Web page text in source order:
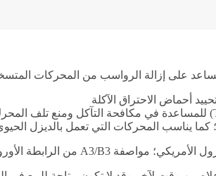
على إزالة الرواسب من المحركات
أحماض الاحتراق الآكلة
كما يناسب المحركات التي تعمل بالديزل الحيوي